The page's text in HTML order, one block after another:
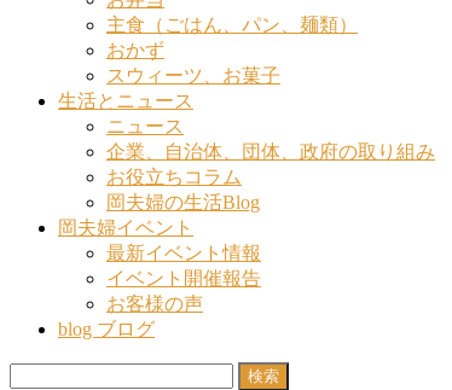
主食（ごはん、パン、麺類）
おかず
スウィーツ、お菓子
生活とニュース
ニュース
企業、自治体、団体、政府の取り組み
お役立ちコラム
岡夫婦の生活Blog
岡夫婦イベント
最新イベント情報
イベント開催報告
お客様の声
blog ブログ